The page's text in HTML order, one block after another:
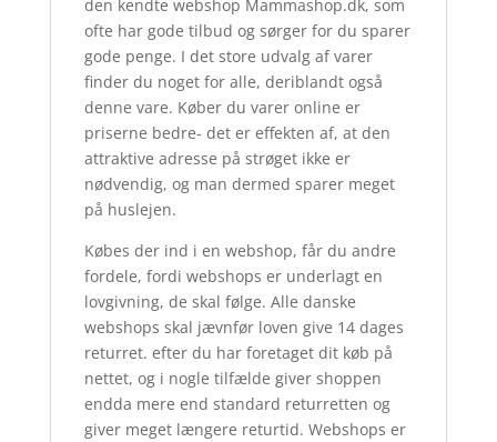
den kendte webshop Mammashop.dk, som
ofte har gode tilbud og sørger for du sparer
gode penge. I det store udvalg af varer
finder du noget for alle, deriblandt også
denne vare. Køber du varer online er
priserne bedre- det er effekten af, at den
attraktive adresse på strøget ikke er
nødvendig, og man dermed sparer meget
på huslejen.
Købes der ind i en webshop, får du andre
fordele, fordi webshops er underlagt en
lovgivning, de skal følge. Alle danske
webshops skal jævnfør loven give 14 dages
returret. efter du har foretaget dit køb på
nettet, og i nogle tilfælde giver shoppen
endda mere end standard returretten og
giver meget længere returtid. Webshops er